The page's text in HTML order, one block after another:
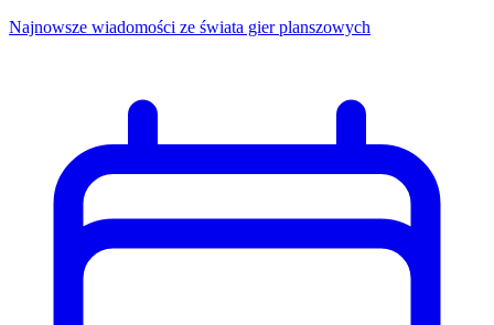
Najnowsze wiadomości ze świata gier planszowych